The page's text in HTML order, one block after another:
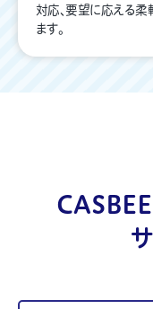
対応、要望に応える柔
ます。